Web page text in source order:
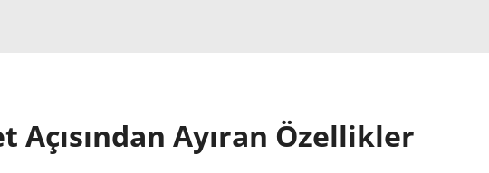
Açısından Ayıran Özellikler